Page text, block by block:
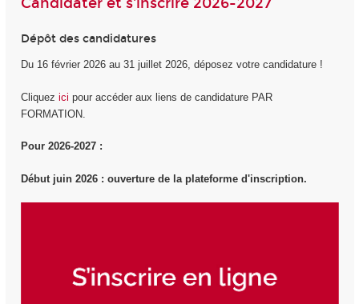
Candidater et s'inscrire 2026-2027
Dépôt des candidatures
Du 16 février 2026 au 31 juillet 2026, déposez votre candidature !
Cliquez ici pour accéder aux liens de candidature PAR
FORMATION.
Pour 2026-2027 :
Début juin 2026 : ouverture de la plateforme d'inscription.